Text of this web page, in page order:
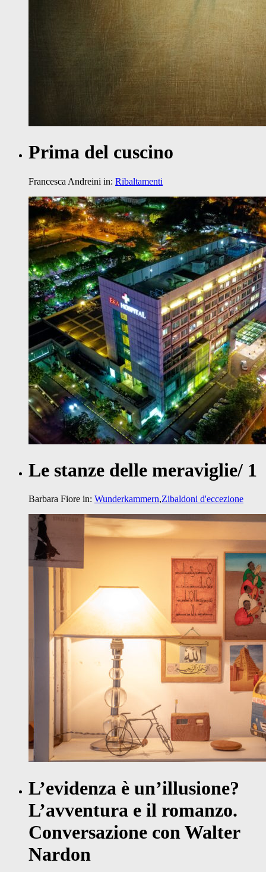
Prima del cuscino
Francesca Andreini in: Ribaltamenti
Le stanze delle meraviglie/ 1
Barbara Fiore in: Wunderkammern,Zibaldoni d'eccezione
L’evidenza è un’illusione?
L’avventura e il romanzo.
Conversazione con Walter
Nardon